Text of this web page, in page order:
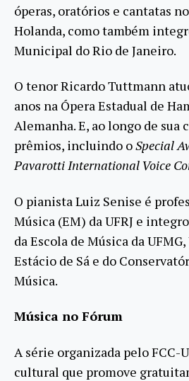
óperas, oratórios e cantatas
Holanda, como também
Municipal do Rio de Janeiro.
O tenor Ricardo Tuttmann
anos na Ópera Estadual de
Alemanha. E, ao longo de sua
prêmios, incluindo oSpecial
Pavarotti International Voice
O pianista Luiz Senise é
Música (EM) da UFRJ e
da Escola de Música da
Estácio de Sá e do
Música.
Música no Fórum
A série organizada pelo FCC-
cultural que promove